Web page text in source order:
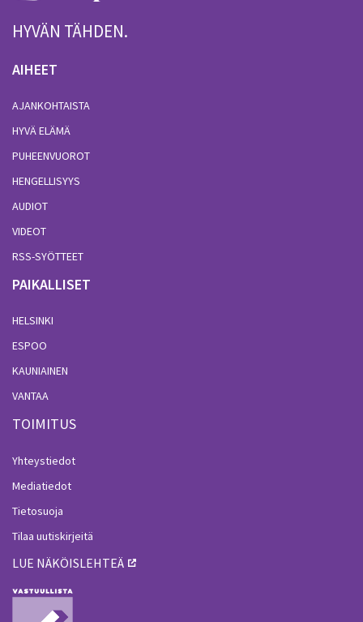
HYVÄN TÄHDEN.
AIHEET
AJANKOHTAISTA
HYVÄ ELÄMÄ
PUHEENVUOROT
HENGELLISYYS
AUDIOT
VIDEOT
RSS-SYÖTTEET
PAIKALLISET
HELSINKI
ESPOO
KAUNIAINEN
VANTAA
TOIMITUS
Yhteystiedot
Mediatiedot
Tietosuoja
Tilaa uutiskirjeitä
LUE NÄKÖISLEHTEÄ